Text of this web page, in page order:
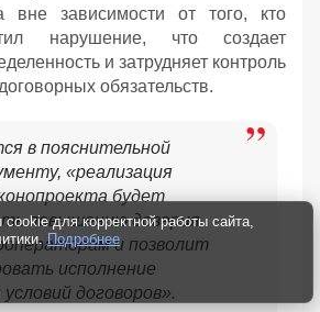
вне зависимости от того, кто
нарушение, что создает
и затрудняет контроль
обязательств.
в пояснительной
«реализация
будет
повышению доверия
и позволит
исполнение
договоров».
для корректной работы сайта,
Подробнее